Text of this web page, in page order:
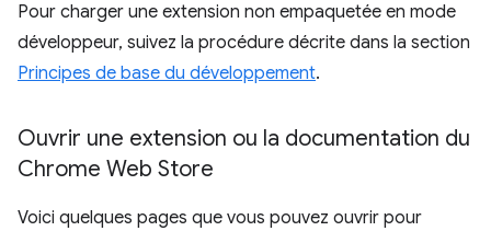
Pour charger une extension non empaquetée en mode
développeur, suivez la procédure décrite dans la section
Principes de base du développement.
Ouvrir une extension ou la documentation du
Chrome Web Store
Voici quelques pages que vous pouvez ouvrir pour